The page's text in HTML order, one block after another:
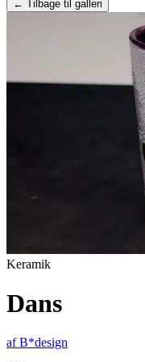
← Tilbage til galleri
Keramik
Dans
afB*design